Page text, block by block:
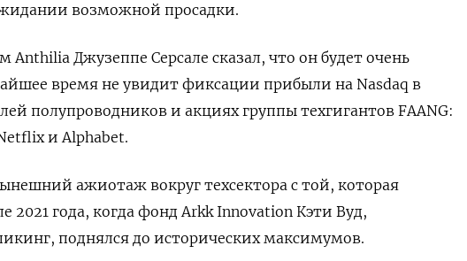
возможной просадки.
Джузеппе Серсале сказал, что он будет очень
время не увидит фиксации прибыли на Nasdaq в
полупроводников и акциях группы техгигантов FAANG:
и Alphabet.
ажиотаж вокруг техсектора с той, которая
2021 года, когда фонд Arkk Innovation Кэти Вуд,
поднялся до исторических максимумов.